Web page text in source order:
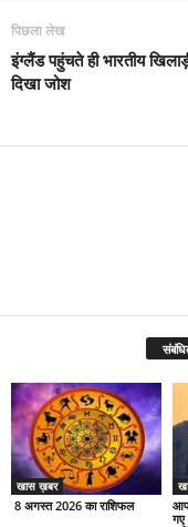
पिछला लेख
इंग्लैंड पहुंचते ही भारतीय
दिखा जोश
खास ख़बर
8 अगस्त 2026 का राशिफल
गए